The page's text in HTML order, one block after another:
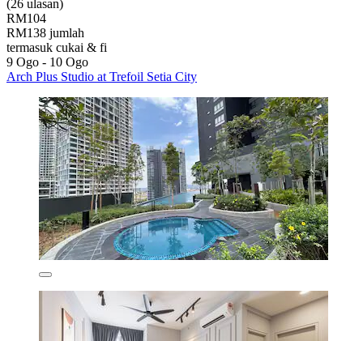
(26 ulasan)
RM104
RM138 jumlah
termasuk cukai & fi
9 Ogo - 10 Ogo
Arch Plus Studio at Trefoil Setia City